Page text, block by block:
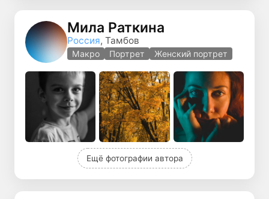
Мила Раткина
Россия, Тамбов
Макро Портрет Женский портрет
Ещё фотографии автора